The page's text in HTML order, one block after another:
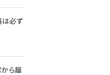
は必ず
ら届